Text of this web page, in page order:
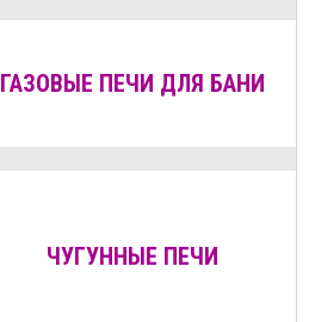
ГАЗОВЫЕ ПЕЧИ ДЛЯ БАНИ
ЧУГУННЫЕ ПЕЧИ